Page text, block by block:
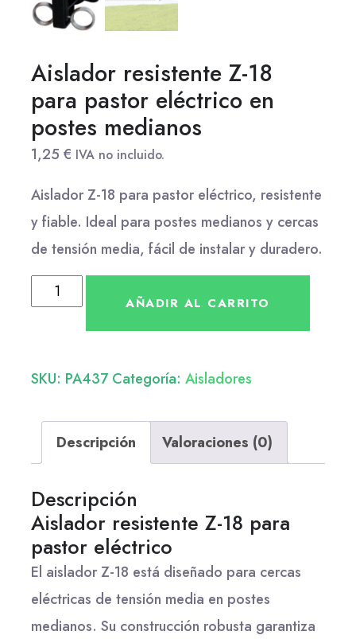
Aislador resistente Z-18
para pastor eléctrico en
postes medianos
1,25 € IVA no incluido.
Aislador Z-18 para pastor eléctrico, resistente
y fiable. Ideal para postes medianos y cercas
de tensión media, fácil de instalar y duradero.
AÑADIR AL CARRITO
SKU: PA437 Categoría: Aisladores
Descripción Valoraciones (0)
Descripción
Aislador resistente Z-18 para
pastor eléctrico
El aislador Z-18 está diseñado para cercas
eléctricas de tensión media en postes
medianos. Su construcción robusta garantiza